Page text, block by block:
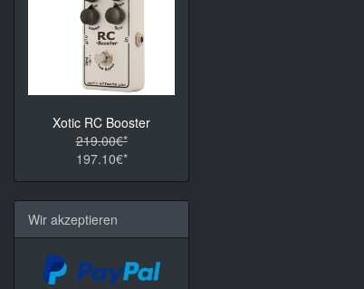
Xotic RC Booster
219.00€*
197.10€*
Wir akzeptieren